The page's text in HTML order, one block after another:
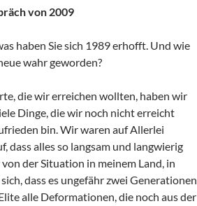
von 2009
haben Sie sich 1989 erhofft. Und wie
wahr geworden?
die wir erreichen wollten, haben wir
Dinge, die wir noch nicht erreicht
bin. Wir waren auf Allerlei
dass alles so langsam und langwierig
der Situation in meinem Land, in
dass es ungefähr zwei Generationen
alle Deformationen, die noch aus der